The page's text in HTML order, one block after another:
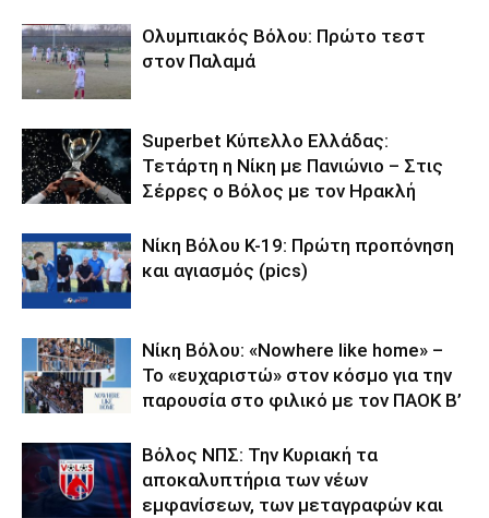
Ολυμπιακός Βόλου: Πρώτο τεστ
στον Παλαμά
Superbet Κύπελλο Ελλάδας:
Τετάρτη η Νίκη με Πανιώνιο – Στις
Σέρρες ο Βόλος με τον Ηρακλή
Νίκη Βόλου Κ-19: Πρώτη προπόνηση
και αγιασμός (pics)
Νίκη Βόλου: «Nowhere like home» –
Το «ευχαριστώ» στον κόσμο για την
παρουσία στο φιλικό με τον ΠΑΟΚ Β’
Βόλος ΝΠΣ: Την Κυριακή τα
αποκαλυπτήρια των νέων
εμφανίσεων, των μεταγραφών και